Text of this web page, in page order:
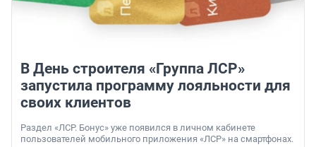
В День строителя «Группа ЛСР»
запустила программу лояльности для
своих клиентов
Раздел «ЛСР. Бонус» уже появился в личном кабинете
пользователей мобильного приложения «ЛСР» на смартфонах.